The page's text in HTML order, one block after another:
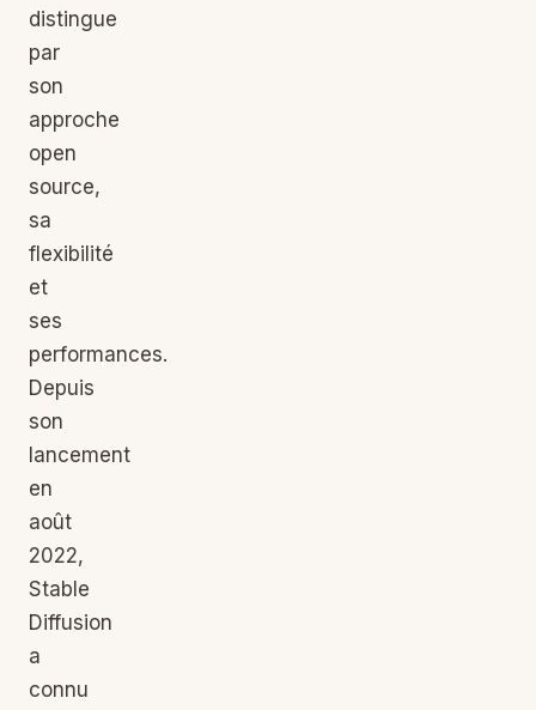
distingue
par
son
approche
open
source,
sa
flexibilité
et
ses
performances.
Depuis
son
lancement
en
août
2022,
Stable
Diffusion
a
connu